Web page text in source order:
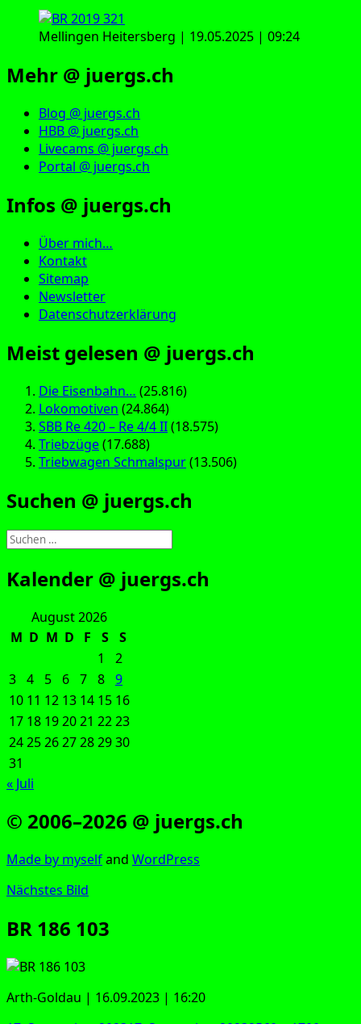
Mellingen Heitersberg | 19.05.2025 | 09:24
Mehr @ juergs.ch
Blog @ juergs.ch
HBB @ juergs.ch
Livecams @ juergs.ch
Portal @ juergs.ch
Infos @ juergs.ch
Über mich…
Kontakt
Sitemap
Newsletter
Datenschutzerklärung
Meist gelesen @ juergs.ch
Die Eisenbahn… (25.816)
Lokomotiven (24.864)
SBB Re 420 – Re 4/4 II(18.575)
Triebzüge(17.688)
Triebwagen Schmalspur(13.506)
Suchen @ juergs.ch
Suchen
nach:
Kalender @ juergs.ch
August 2026
M D M D F S
S
1
2
3 4 5 6 7 8 9
10 11 12 13 14 15 16
17 18 192021 2223
24252627282930
31
« Juli
© 2006–2026 @ juergs.ch
Made by mys­elfand Word­Press
Nächstes Bild
BR 186 103
Arth-Gold­au | 16.09.2023 | 16:20